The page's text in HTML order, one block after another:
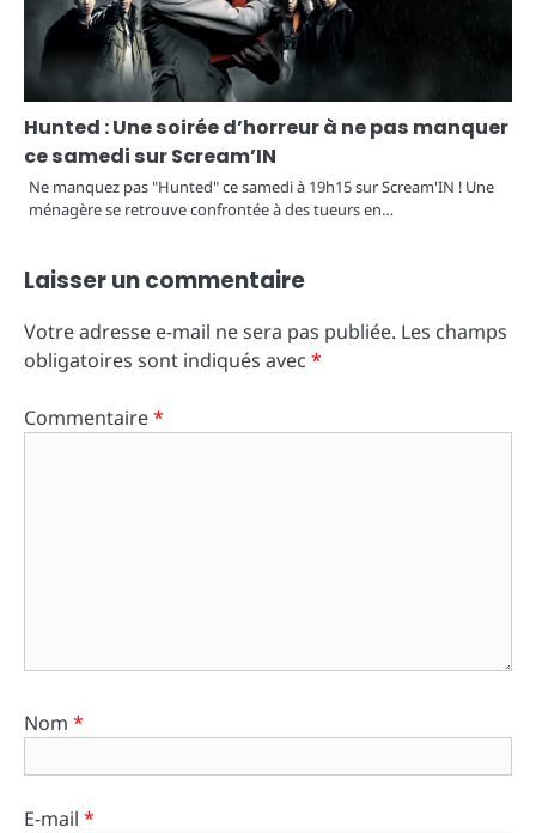
Hunted : Une soirée d’horreur à ne pas manquer
ce samedi sur Scream’IN
Ne manquez pas "Hunted" ce samedi à 19h15 sur Scream'IN ! Une
ménagère se retrouve confrontée à des tueurs en…
Laisser un commentaire
Votre adresse e-mail ne sera pas publiée. Les champs
obligatoires sont indiqués avec *
Commentaire*
Nom *
E-mail *